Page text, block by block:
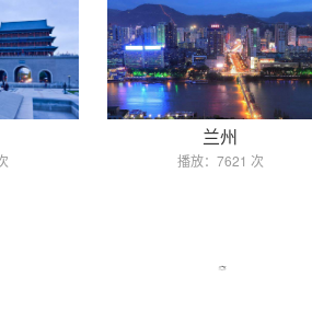
兰州
播放：7621 次